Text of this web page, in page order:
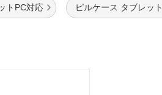
トPC対応 ピルケース タブレット